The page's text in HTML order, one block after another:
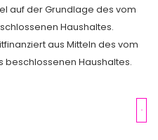
auf der Grundlage des vom
Haushaltes.
aus Mitteln des vom
beschlossenen Haus­haltes.